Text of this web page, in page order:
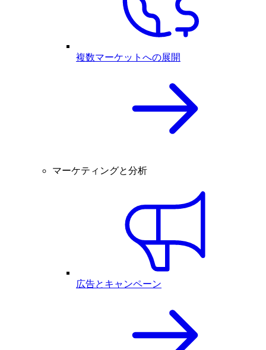
複数マーケットへの展開
マーケティングと分析
広告とキャンペーン